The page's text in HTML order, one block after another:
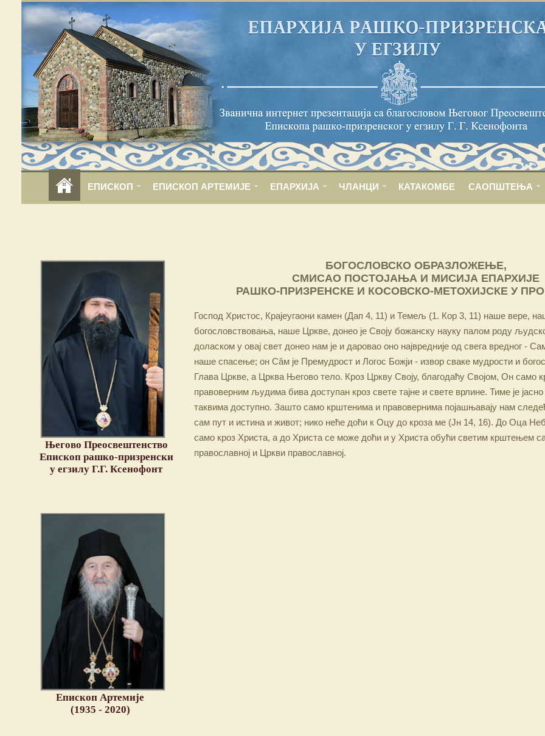
ЕПИСКОП ЕПИСКОП АРТЕМИЈЕ ЕПАРХИЈА ЧЛАНЦИ КАТАКОМБЕ САОПШТЕЊА
Његово Преосвештенство
Епископ рашко-призренски
у егзилу Г.Г. Ксенофонт
БОГОСЛОВСКО ОБРАЗЛОЖЕЊЕ,
СМИСАО ПОСТОЈАЊА И МИСИЈА ЕПАРХИЈЕ
РАШКО-ПРИЗРЕНСКЕ И КОСОВСКО-МЕТОХИЈСКЕ У
Господ Христос, Крајеугаони камен (Дап 4, 11) и Темељ (1. Кор 3, 11) наше вере,
богословствовања, наше Цркве, донео је Своју божанску науку палом роду
доласком у овај свет донео нам је и даровао оно највредније од свега вредног -
наше спасење; он Сâм је Премудрост и Логос Божји - извор сваке мудрости и
Глава Цркве, а Црква Његово тело. Кроз Цркву Своју, благодаћу Својом, Он само
правоверним људима бива доступан кроз свете тајне и свете врлине. Тиме је
таквима доступно. Зашто само крштенима и правовернима појашњавају нам
сам пут и истина и живот; нико неће доћи к Оцу до кроза ме (Јн 14, 16). До Оца
само кроз Христа, а до Христа се може доћи и у Христа обући светим крштењем
православној и Цркви православној.
Епископ Артемије
(1935 - 2020)